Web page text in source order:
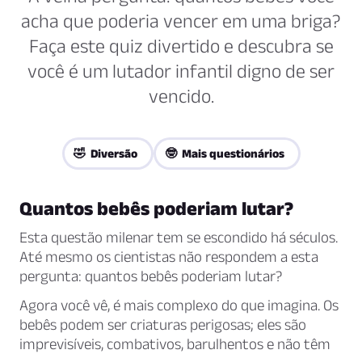
acha que poderia vencer em uma briga?
Faça este quiz divertido e descubra se
você é um lutador infantil digno de ser
vencido.
🤣 Diversão 🤓 Mais questionários
Quantos bebês poderiam lutar?
Esta questão milenar tem se escondido há séculos.
Até mesmo os cientistas não respondem a esta
pergunta: quantos bebês poderiam lutar?
Agora você vê, é mais complexo do que imagina. Os
bebês podem ser criaturas perigosas; eles são
imprevisíveis, combativos, barulhentos e não têm